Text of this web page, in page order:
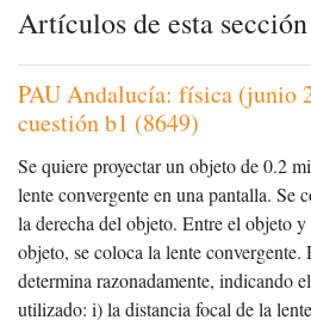
Artículos de esta sección
PAU Andalucía: física (junio
cuestión b1 (8649)
Se quiere proyectar un objeto de 0.2
lente convergente en una pantalla. Se
la derecha del objeto. Entre el objeto
objeto, se coloca la lente convergente.
determina razonadamente, indicando
utilizado: i) la distancia focal de la